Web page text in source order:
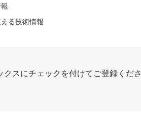
る技術情報
スにチェックを付けてご登録くださ